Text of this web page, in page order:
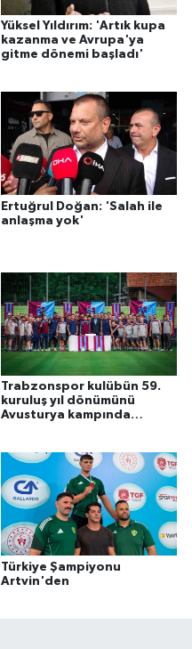
Yüksel Yıldırım: 'Artık kupa
kazanma ve Avrupa'ya
gitme dönemi başladı'
Ertuğrul Doğan: 'Salah ile
anlaşma yok'
Trabzonspor kulübün 59.
kuruluş yıl dönümünü
Avusturya kampında
Türkiye Şampiyonu
Artvin'den